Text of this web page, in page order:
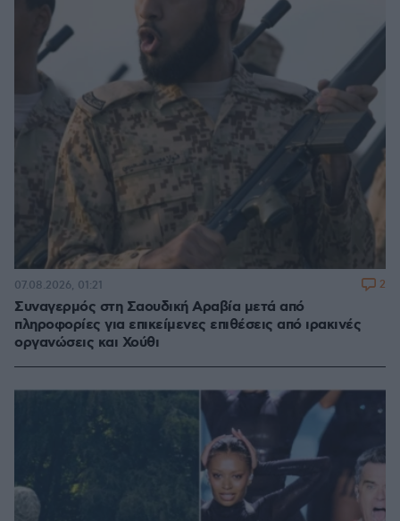
Συναγερμός στη Σαουδική Αραβία μετά από
πληροφορίες για επικείμενες επιθέσεις από ιρακινές
οργανώσεις και Χούθι
07.08.2026, 01:21 2